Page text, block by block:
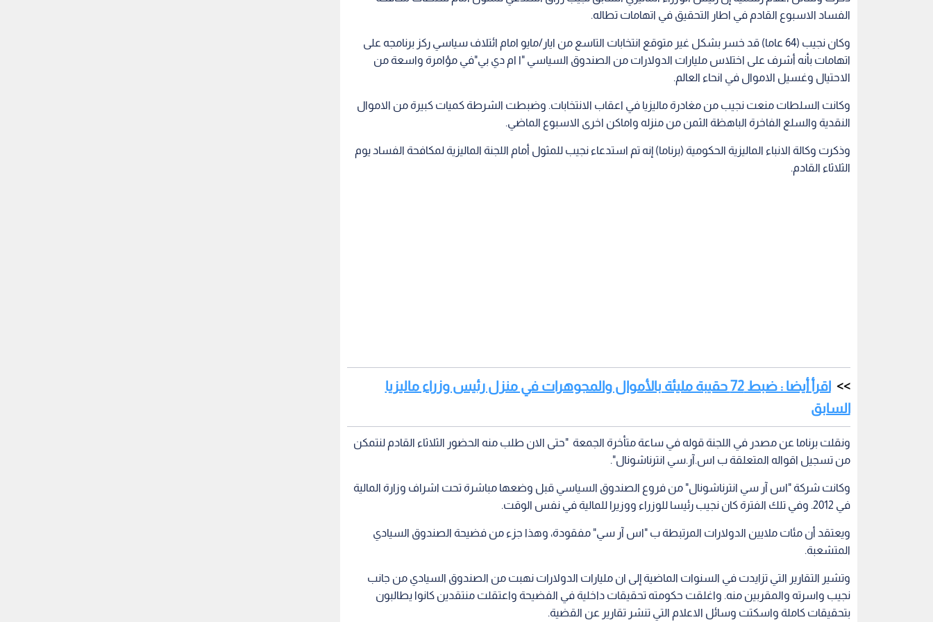
الفساد الاسبوع القادم في اطار التحقيق في اتهامات تطاله.
وكان نجيب (64 عاما) قد خسر بشكل غير متوقع انتخابات التاسع من ايار/مايو امام ائتلاف سياسي ركز برنامجه على
اتهامات بأنه أشرف على اختلاس مليارات الدولارات من الصندوق السياسي "ا ام دي بي"في مؤامرة واسعة من
الاحتيال وغسيل الاموال في انحاء العالم.
وكانت السلطات منعت نجيب من مغادرة ماليزيا في اعقاب الانتخابات. وضبطت الشرطة كميات كبيرة من الاموال
النقدية والسلع الفاخرة الباهظة الثمن من منزله واماكن اخرى الاسبوع الماضي.
وذكرت وكالة الانباء الماليزية الحكومية (برناما) إنه تم استدعاء نجيب للمثول أمام اللجنة الماليزية لمكافحة الفساد يوم
الثلاثاء القادم.
اقرأ أيضا : ضبط 72 حقيبة مليئة بالأموال والمجوهرات في منزل رئيس وزراء ماليزيا
السابق
ونقلت برناما عن مصدر في اللجنة قوله في ساعة متأخرة الجمعة "حتى الان طلب منه الحضور الثلاثاء القادم لنتمكن
من تسجيل اقواله المتعلقة ب اس.آر.سي انترناشونال".
وكانت شركة "اس آر سي انترناشونال" من فروع الصندوق السياسي قبل وضعها مباشرة تحت اشراف وزارة المالية
في 2012. وفي تلك الفترة كان نجيب رئيسا للوزراء ووزيرا للمالية في نفس الوقت.
ويعتقد أن مئات ملايين الدولارات المرتبطة ب "اس آر سي" مفقودة، وهذا جزء من فضيحة الصندوق السيادي
المتشعبة.
وتشير التقارير التي تزايدت في السنوات الماضية إلى ان مليارات الدولارات نهبت من الصندوق السيادي من جانب
نجيب واسرته والمقربين منه. واغلقت حكومته تحقيقات داخلية في الفضيحة واعتقلت منتقدين كانوا يطالبون
بتحقيقات كاملة واسكتت وسائل الاعلام التي تنشر تقارير عن القضية.